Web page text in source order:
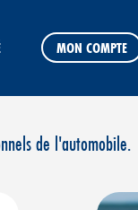
MON COMPTE
de l'automobile.